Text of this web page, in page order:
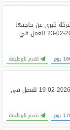
كبرى عن حاجتها
لتعيين محاسب يتمتع بخبرة عملية قوية في ... بتاريخ 2026-02-23 للعمل في
تقدم للوظيفة
محاسب عام بشركة مقاولات له خبرة في العمل ... بتاريخ 2026-02-19 للعمل في
تقدم للوظيفة